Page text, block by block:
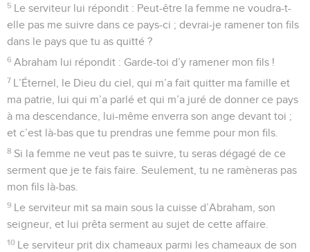
5 Le serviteur lui répondit : Peut-être la femme ne voudra-t-
elle pas me suivre dans ce pays-ci ; devrai-je ramener ton fils
dans le pays que tu as quitté ?
6 Abraham lui répondit : Garde-toi d’y ramener mon fils !
7 L’Éternel, le Dieu du ciel, qui m’a fait quitter ma famille et
ma patrie, lui qui m’a parlé et qui m’a juré de donner ce pays
à ma descendance, lui-même enverra son ange devant toi ;
et c’est là-bas que tu prendras une femme pour mon fils.
8 Si la femme ne veut pas te suivre, tu seras dégagé de ce
serment que je te fais faire. Seulement, tu ne ramèneras pas
mon fils là-bas.
9 Le serviteur mit sa main sous la cuisse d’Abraham, son
seigneur, et lui prêta serment au sujet de cette affaire.
10 Le serviteur prit dix chameaux parmi les chameaux de son